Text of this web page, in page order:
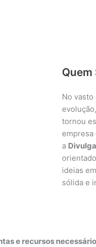
Quem
No
tornou
empresa
a
ideias
sólida e
e recursos